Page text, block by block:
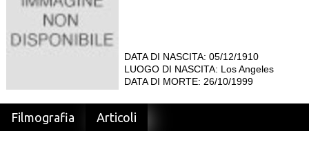
DATA DI NASCITA: 05/12/1910
LUOGO DI NASCITA: Los Angeles
DATA DI MORTE: 26/10/1999
Filmografia Articoli